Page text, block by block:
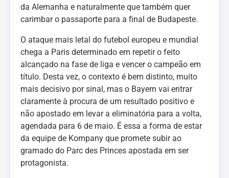
da Alemanha e naturalmente que também quer
carimbar o passaporte para a final de Budapeste.
O ataque mais letal do futebol europeu e mundial
chega a Paris determinado em repetir o feito
alcançado na fase de liga e vencer o campeão em
título. Desta vez, o contexto é bem distinto, muito
mais decisivo por sinal, mas o Bayern vai entrar
claramente à procura de um resultado positivo e
não apostado em levar a eliminatória para a volta,
agendada para 6 de maio. É essa a forma de estar
da equipe de Kompany que promete subir ao
gramado do Parc des Princes apostada em ser
protagonista.